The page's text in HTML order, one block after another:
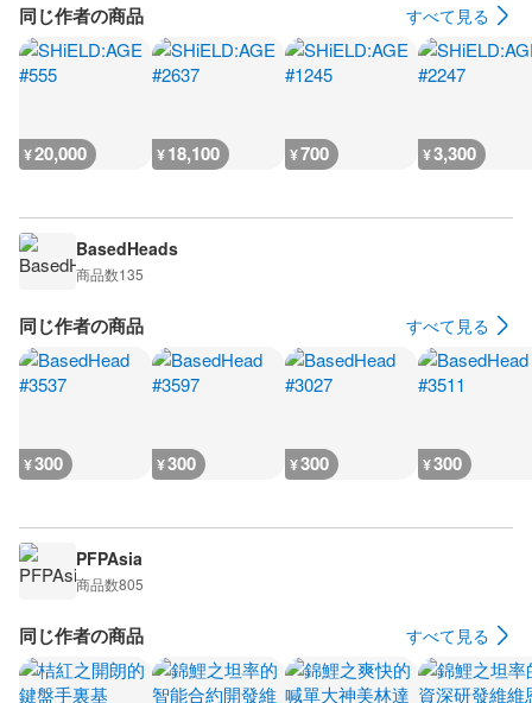
同じ作者の商品 すべて見る
¥20,000 ¥18,100 ¥700 ¥3,300
BasedHeads
商品数135
同じ作者の商品 すべて見る
¥300 ¥300 ¥300 ¥300
PFPAsia
商品数805
同じ作者の商品 すべて見る